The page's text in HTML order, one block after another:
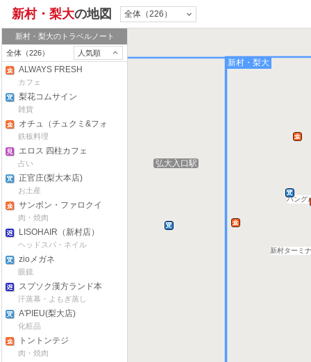
新村・梨大の地図 全体（226）
新村・梨大のトラベルノート
全体（226）
人気順
ALWAYS FRESH
COFFEE
カフェ
梨花コムサイン
雑貨
オチュ（チュクミ&フォ
ンデュー）
鉄板料理
エロス 四柱カフェ
占い
正官庄(梨大本店)
お土産
サンボン・ファロクイ
（新村店）
肉・焼肉
LISOHAIR（新村店）
ヘッドスパ・ネイル
zioメガネ
眼鏡
スプソク漢方ランド本
店(森の中漢方ランド)
汗蒸幕・よもぎ蒸し
A'PIEU(梨大店)
化粧品
トントンテジ
肉・焼肉
新村ターミ
ハング
弘大入口駅
弘大入口駅
新村・梨大
弘大